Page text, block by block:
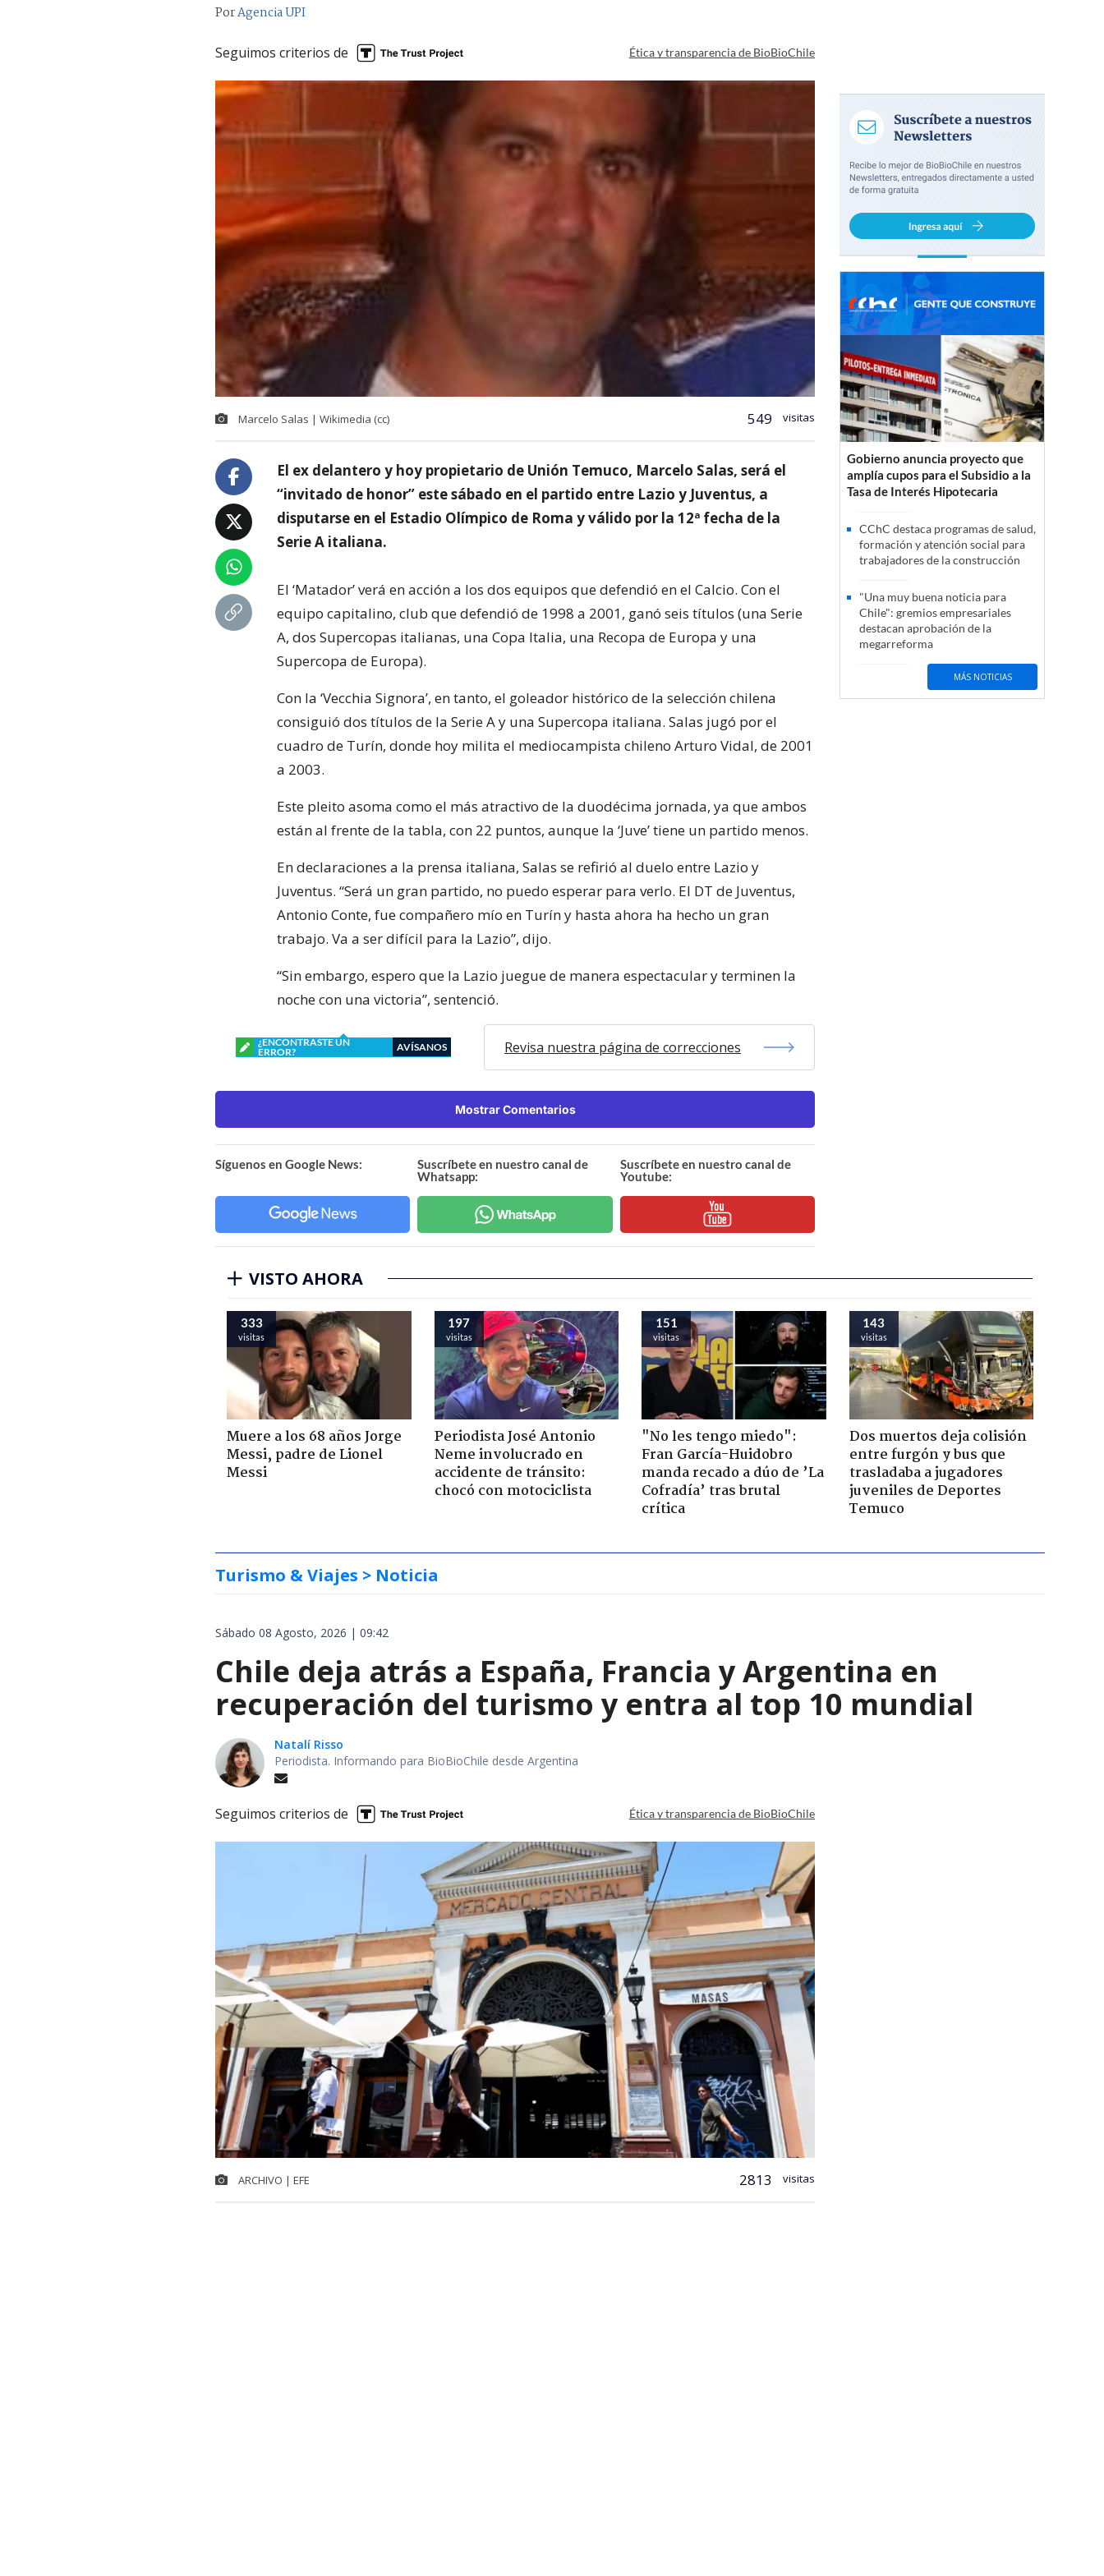
PorAgencia UPI
Seguimos criterios de Ética y transparencia de BioBioChile
Marcelo Salas | Wikimedia (cc) 549 visitas
El ex delantero y hoy propietario de Unión Temuco, Marcelo Salas, será el
“invitado de honor” este sábado en el partido entre Lazio y Juventus, a
disputarse en el Estadio Olímpico de Roma y válido por la 12ª fecha de la
Serie A italiana.
El ‘Matador’ verá en acción a los dos equipos que defendió en el Calcio. Con el
equipo capitalino, club que defendió de 1998 a 2001, ganó seis títulos (una Serie
A, dos Supercopas italianas, una Copa Italia, una Recopa de Europa y una
Supercopa de Europa).
Con la ‘Vecchia Signora’, en tanto, el goleador histórico de la selección chilena
consiguió dos títulos de la Serie A y una Supercopa italiana. Salas jugó por el
cuadro de Turín, donde hoy milita el mediocampista chileno Arturo Vidal, de 2001
a 2003.
Este pleito asoma como el más atractivo de la duodécima jornada, ya que ambos
están al frente de la tabla, con 22 puntos, aunque la ‘Juve’ tiene un partido menos.
En declaraciones a la prensa italiana, Salas se refirió al duelo entre Lazio y
Juventus. “Será un gran partido, no puedo esperar para verlo. El DT de Juventus,
Antonio Conte, fue compañero mío en Turín y hasta ahora ha hecho un gran
trabajo. Va a ser difícil para la Lazio”, dijo.
“Sin embargo, espero que la Lazio juegue de manera espectacular y terminen la
noche con una victoria”, sentenció.
¿ENCONTRASTE UN
ERROR?
AVÍSANOS Revisa nuestra página de correcciones
Mostrar Comentarios
Síguenos en Google News:
Suscríbete en nuestro canal de
Whatsapp:
Suscríbete en nuestro canal de
Youtube:
Gobierno anuncia proyecto que
amplía cupos para el Subsidio a la
Tasa de Interés Hipotecaria
CChC destaca programas de salud,
formación y atención social para
trabajadores de la construcción
"Una muy buena noticia para
Chile": gremios empresariales
destacan aprobación de la
megarreforma
MÁS NOTICIAS
VISTO AHORA
333
visitas
Muere a los 68 años Jorge
Messi, padre de Lionel
Messi
197
visitas
Periodista José Antonio
Neme involucrado en
accidente de tránsito:
chocó con motociclista
151
visitas
"No les tengo miedo":
Fran García-Huidobro
manda recado a dúo de ’La
Cofradía’ tras brutal
crítica
143
visitas
Dos muertos deja colisión
entre furgón y bus que
trasladaba a jugadores
juveniles de Deportes
Temuco
Turismo & Viajes > Noticia
Sábado 08 Agosto, 2026 | 09:42
Chile deja atrás a España, Francia y Argentina en
recuperación del turismo y entra al top 10 mundial
Natalí Risso
Periodista. Informando para BioBioChile desde Argentina
Seguimos criterios de Ética y transparencia de BioBioChile
ARCHIVO | EFE 2813 visitas